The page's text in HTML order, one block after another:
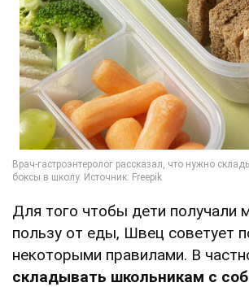
Для того чтобы дети получали
пользу от еды, Швец советует
некоторыми правилами. В
складывать школьникам с